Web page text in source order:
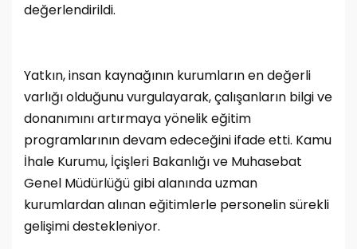
değerlendirildi.
Yatkın, insan kaynağının kurumların en değerli
varlığı olduğunu vurgulayarak, çalışanların bilgi ve
donanımını artırmaya yönelik eğitim
programlarının devam edeceğini ifade etti. Kamu
İhale Kurumu, İçişleri Bakanlığı ve Muhasebat
Genel Müdürlüğü gibi alanında uzman
kurumlardan alınan eğitimlerle personelin sürekli
gelişimi destekleniyor.